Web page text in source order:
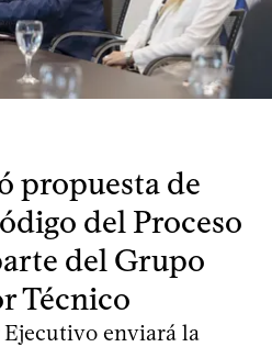
propuesta de
del Proceso
del Grupo
Técnico
enviará la